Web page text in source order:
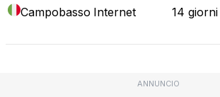
Campobasso Internet 14
ANNUNCIO